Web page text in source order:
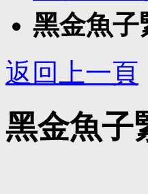
黑金魚子
返回上一頁
黑金魚子